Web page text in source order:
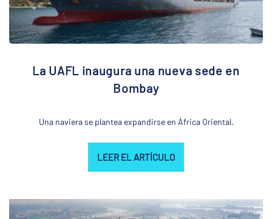
La UAFL inaugura una nueva sede en
Bombay
Una naviera se plantea expandirse en África Oriental.
LEER EL ARTÍCULO